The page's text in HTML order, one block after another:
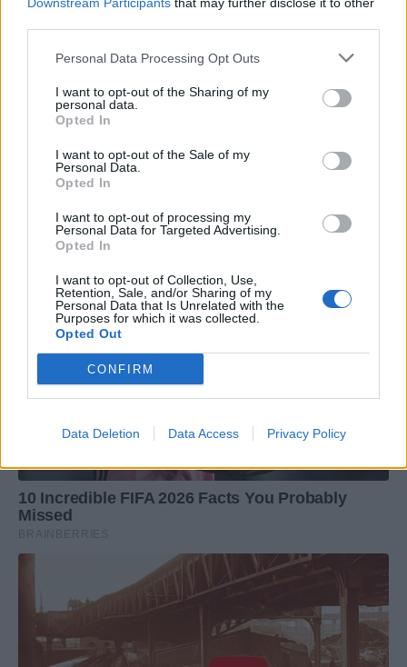
Personal Data Processing Opt Outs
I want to opt-out of the Sharing of my
personal data.
Opted In
I want to opt-out of the Sale of my
Personal Data.
Opted In
I want to opt-out of processing my
Personal Data for Targeted Advertising.
Opted In
I want to opt-out of Collection, Use,
Retention, Sale, and/or Sharing of my
Personal Data that Is Unrelated with the
Purposes for which it was collected.
Opted Out
CONFIRM
Data Deletion Data Access Privacy Policy